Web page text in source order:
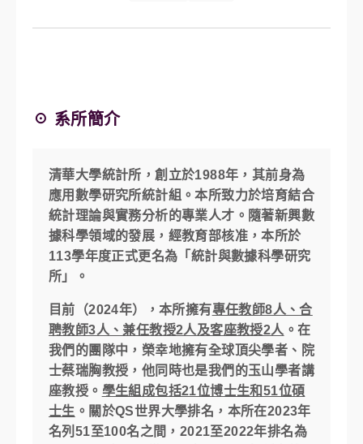
☉ 系所簡介
清華大學統計所，創立於1988年，其前身為
應用數學研究所統計組。本所致力於培育結合
統計理論與實務分析的專業人才。隨著新興數
據科學領域的發展，經教育部核准，本所於
113學年度正式更名為「統計與數據科學研究
所」。
目前（2024年），本所擁有專任教師8人、合
聘教師3人、兼任教授2人及客座教授2人 。在
我們的團隊中，榮幸地擁有全球頂尖學者、院
士蔡瑞胸教授，他同時也是我們的玉山學者講
座教授。 學生組成包括21位博士生和51位碩
士生 。關於QS世界大學排名，本所在2023年
名列51至100名之間，2021至2022年排名為